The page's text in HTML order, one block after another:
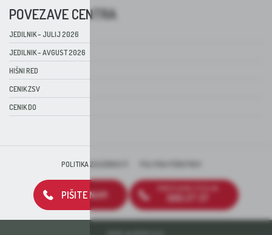
POVEZAVE CENTRA
JEDILNIK – JULIJ 2026
JEDILNIK – AVGUST 2026
HIŠNI RED
CENIK ZSV
CENIK DO
POLITIKA ZASEBNOSTI
PIŠITE NAM